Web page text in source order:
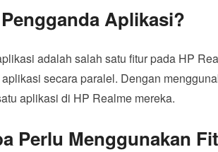
Aplikasi?
adalah salah satu fitur pada HP
secara paralel. Dengan
aplikasi di HP Realme mereka.
Perlu Menggunakan